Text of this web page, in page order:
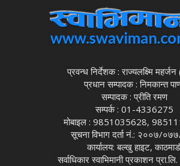
प्रवन्ध निर्देशक : राज्यलक्ष्मि
प्रधान सम्पादक : निमकान्त
सम्पादक : प्रीति रमण
सम्पर्क : 01-4336275
मोबाइल : 9851035628,
सूचना विभाग दर्ता नं.: २००७/
कार्यालय: बल्खु हाइट,
सर्वाधिकार स्वाभिमानी प्रकाशन प्रा.लि.